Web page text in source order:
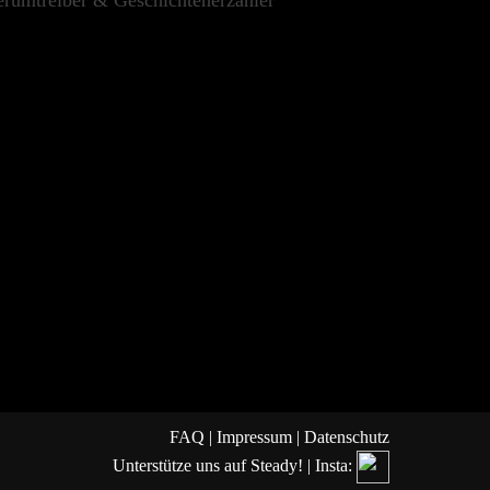
FAQ | Impressum | Datenschutz
Unterstütze uns auf Steady! | Insta: